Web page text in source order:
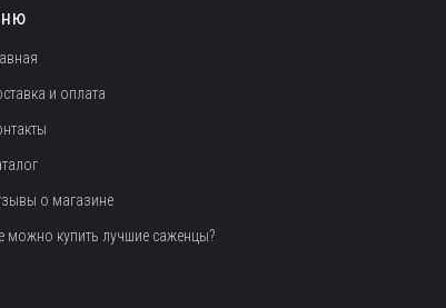
и оплата
о магазине
можно купить лучшие саженцы?